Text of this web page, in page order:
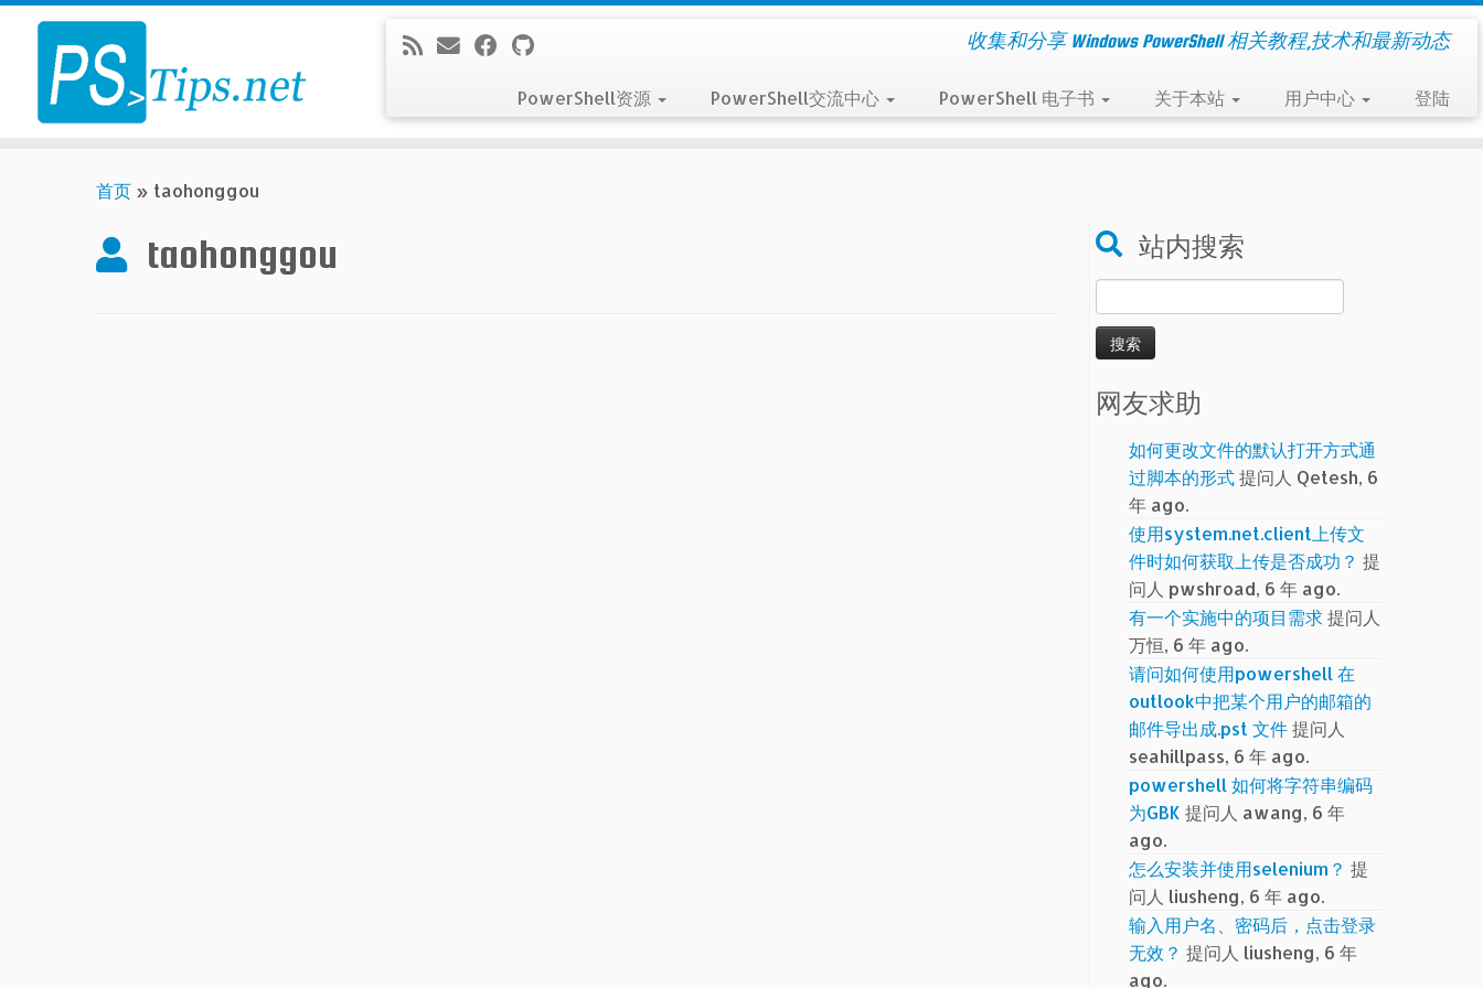
Skip
content
收集和分享 Windows PowerShell 相关教程,技术和最新动态
PowerShell资源 PowerShell交流中心 PowerShell 电子书 关于本站 用户中心 登陆
首页 » taohonggou
taohonggou 站内搜索
索：
网友求助
如何更改文件的默认打开方式通
过脚本的形式提问人 Qetesh, 6
年 ago.
使用system.net.client上传文
件时如何获取上传是否成功？ 提
问人 pwshroad, 6 年 ago.
有一个实施中的项目需求提问人
万恒, 6 年 ago.
请问如何使用powershell 在
outlook中把某个用户的邮箱的
邮件导出成.pst 文件提问人
seahillpass, 6 年 ago.
powershell 如何将字符串编码
为GBK 提问人 awang, 6 年
ago.
怎么安装并使用selenium？ 提
问人 liusheng, 6 年 ago.
输入用户名、密码后，点击登录
无效？ 提问人 liusheng, 6 年
ago.